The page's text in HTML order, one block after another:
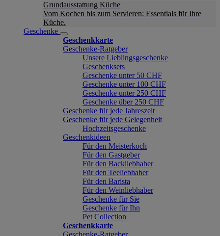
Grundausstattung Küche
Vom Kochen bis zum Servieren: Essentials für Ihre
Küche.
Geschenke
Geschenkkarte
Geschenke-Ratgeber
Unsere Lieblingsgeschenke
Geschenksets
Geschenke unter 50 CHF
Geschenke unter 100 CHF
Geschenke unter 250 CHF
Geschenke über 250 CHF
Geschenke für jede Jahreszeit
Geschenke für jede Gelegenheit
Hochzeitsgeschenke
Geschenkideen
Für den Meisterkoch
Für den Gastgeber
Für den Backliebhaber
Für den Teeliebhaber
Für den Barista
Für den Weinliebhaber
Geschenke für Sie
Geschenke für Ihn
Pet Collection
Geschenkkarte
Geschenke-Ratgeber